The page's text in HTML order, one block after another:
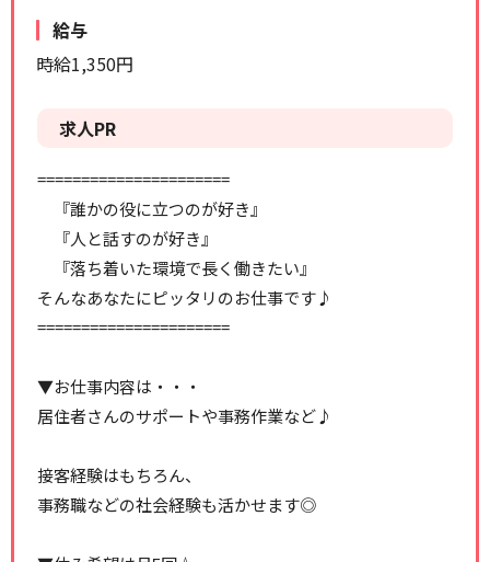
給与
時給1,350円
求人PR
======================
『誰かの役に立つのが好き』
『人と話すのが好き』
『落ち着いた環境で長く働きたい』
そんなあなたにピッタリのお仕事です♪
======================
▼お仕事内容は・・・
居住者さんのサポートや事務作業など♪
接客経験はもちろん、
事務職などの社会経験も活かせます◎